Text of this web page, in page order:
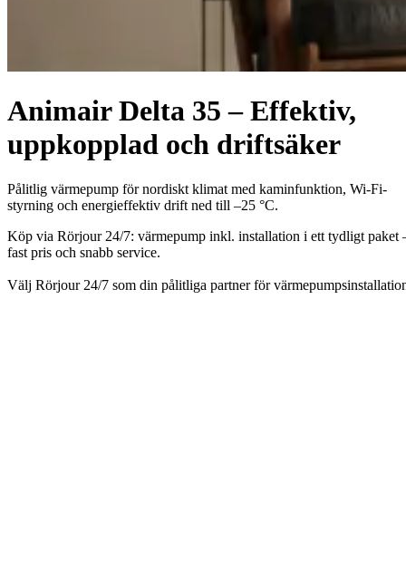
Animair Delta 35 – Effektiv,
uppkopplad och driftsäker
Pålitlig värmepump för nordiskt klimat med kaminfunktion, Wi-Fi-
styrning och energieffektiv drift ned till –25 °C.
Köp via Rörjour 24/7: värmepump inkl. installation i ett tydligt paket
fast pris och snabb service.
Välj Rörjour 24/7 som din pålitliga partner för